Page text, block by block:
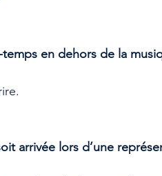
en dehors de la
arrivée lors d’une